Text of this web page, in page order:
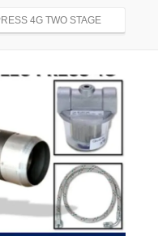
4G TWO STAGE